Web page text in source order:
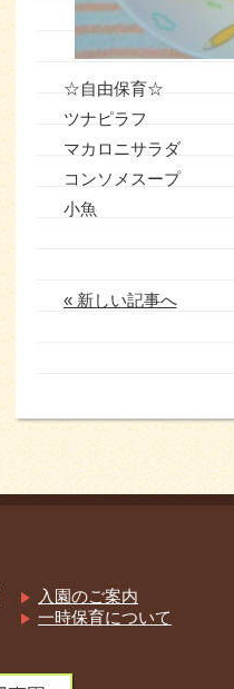
☆自由保育☆
ツナピラフ
マカロニサラダ
コンソメスープ
小魚
« 新しい記事へ
入園のご案内
一時保育について